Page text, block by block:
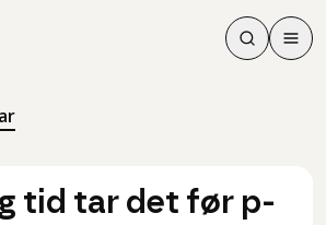
Søk
Søk
Meny
tid tar det før p-